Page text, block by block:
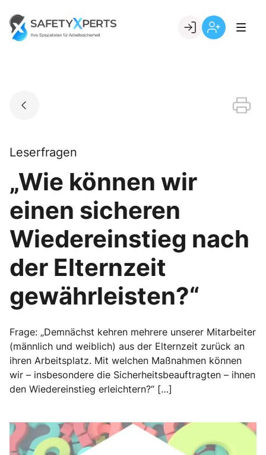
content
Go to landing page.
Leserfragen
„Wie können wir
einen sicheren
Wiedereinstieg nach
der Elternzeit
gewährleisten?“
Frage: „Demnächst kehren mehrere unserer Mitarbeiter
(männlich und weiblich) aus der Elternzeit zurück an
ihren Arbeitsplatz. Mit welchen Maßnahmen können
wir – insbesondere die Sicherheitsbeauftragten – ihnen
den Wiedereinstieg erleichtern?“ […]